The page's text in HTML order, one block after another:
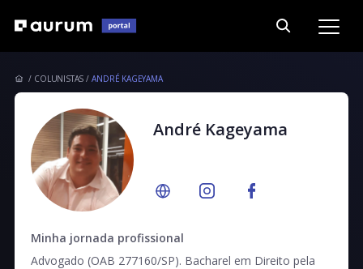
COLUNISTAS ANDRÉ KAGEYAMA
André Kageyama
Minha jornada profissional
Advogado (OAB 277160/SP). Bacharel em Direito pela